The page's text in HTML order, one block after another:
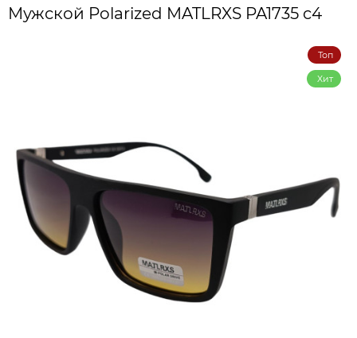
Мужской Polarized MATLRXS PA1735 c4
Топ
Хит